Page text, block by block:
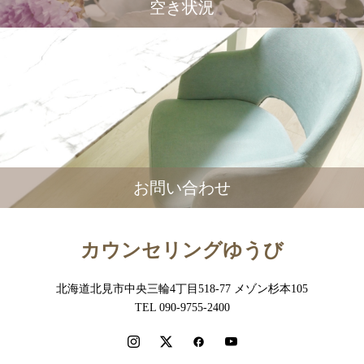
空き状況
お問い合わせ
カウンセリングゆうび
北海道北見市中央三輪4丁目518-77 メゾン杉本105
TEL 090-9755-2400